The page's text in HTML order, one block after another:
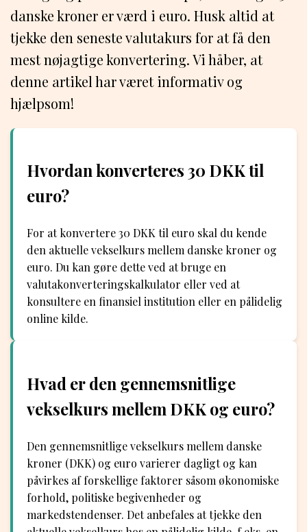
danske kroner er værd i euro. Husk altid at
tjekke den seneste valutakurs for at få den
mest nøjagtige konvertering. Vi håber, at
denne artikel har været informativ og
hjælpsom!
Hvordan konverteres 30 DKK til
euro?
For at konvertere 30 DKK til euro skal du kende
den aktuelle vekselkurs mellem danske kroner og
euro. Du kan gøre dette ved at bruge en
valutakonverteringskalkulator eller ved at
konsultere en finansiel institution eller en pålidelig
online kilde.
Hvad er den gennemsnitlige
vekselkurs mellem DKK og euro?
Den gennemsnitlige vekselkurs mellem danske
kroner (DKK) og euro varierer dagligt og kan
påvirkes af forskellige faktorer såsom økonomiske
forhold, politiske begivenheder og
markedstendenser. Det anbefales at tjekke den